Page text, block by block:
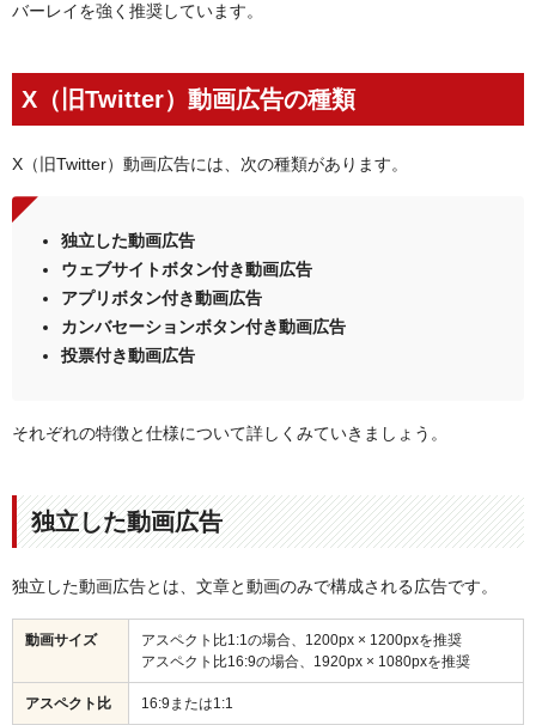
バーレイを強く推奨しています。
X（旧Twitter）動画広告の種類
X（旧Twitter）動画広告には、次の種類があります。
独立した動画広告
ウェブサイトボタン付き動画広告
アプリボタン付き動画広告
カンバセーションボタン付き動画広告
投票付き動画広告
それぞれの特徴と仕様について詳しくみていきましょう。
独立した動画広告
独立した動画広告とは、文章と動画のみで構成される広告です。
動画サイズ
アスペクト比1:1の場合、1200px × 1200pxを推奨
アスペクト比16:9の場合、1920px × 1080pxを推奨
アスペクト比 16:9または1:1